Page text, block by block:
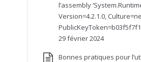
l’assembly
Version=4.2.1.0,
29 février 2024
Bonnes pratiques pour